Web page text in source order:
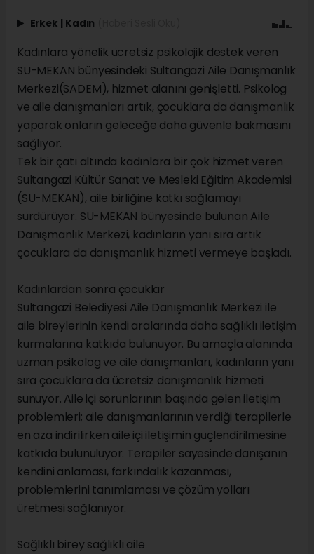
Erkek | Kadın
Kadınlara yönelik ücretsiz psikolojik destek veren
SU-MEKAN bünyesindeki Sultangazi Aile Danışmanlık
Merkezi(SADEM), hizmet alanını genişletti. Psikolog
ve aile danışmanları artık, çocuklara da danışmanlık
yaparak onların geleceğe daha güvenle bakmasını
sağlıyor.
Tek bir çatı altında kadınlara bir çok hizmet veren
Sultangazi Kültür Sanat ve Mesleki Eğitim Akademisi
(SU-MEKAN), aile birliğine katkı sağlamayı
sürdürüyor. SU-MEKAN bünyesinde bulunan Aile
Danışmanlık Merkezi, kadınların yanı sıra artık
çocuklara da danışmanlık hizmeti vermeye başladı.
Kadınlardan sonra çocuklar
Sultangazi Belediyesi Aile Danışmanlık Merkezi ile
aile bireylerinin kendi aralarında daha sağlıklı iletişim
kurmalarına katkıda bulunuyor. Bu amaçla alanında
uzman psikolog ve aile danışmanları, kadınların yanı
sıra çocuklara da ücretsiz danışmanlık hizmeti
sunuyor. Aile içi sorunlarının başında gelen iletişim
problemleri; aile danışmanlarının verdiği terapilerle
en aza indirilirken aile içi iletişimin güçlendirilmesine
katkıda bulunuluyor. Terapiler sayesinde danışanın
kendini anlaması, farkındalık kazanması,
problemlerini tanımlaması ve çözüm yolları
üretmesi sağlanıyor.
Sağlıklı birey sağlıklı aile